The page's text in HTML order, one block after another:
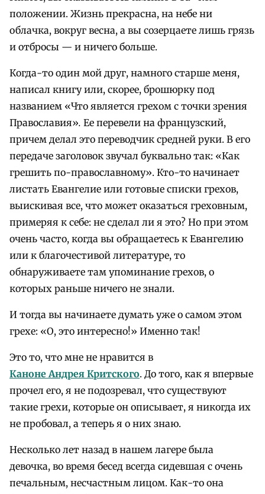
положении. Жизнь прекрасна, на небе ни
облачка, вокруг весна, а вы созерцаете лишь грязь
и отбросы — и ничего больше.
Когда-то один мой друг, намного старше меня,
написал книгу или, скорее, брошюрку под
названием «Что является грехом с точки зрения
Православия». Ее перевели на французский,
причем делал это переводчик средней руки. В его
передаче заголовок звучал буквально так: «Как
грешить по-православному». Кто-то начинает
листать Евангелие или готовые списки грехов,
выискивая все, что может оказаться греховным,
примеряя к себе: не сделал ли я это? Но при этом
очень часто, когда вы обращаетесь к Евангелию
или к благочестивой литературе, то
обнаруживаете там упоминание грехов, о
которых раньше ничего не знали.
И тогда вы начинаете думать уже о самом этом
грехе: «О, это интересно!» Именно так!
Это то, что мне не нравится в
Каноне Андрея Критского. До того, как я впервые
прочел его, я не подозревал, что существуют
такие грехи, которые он описывает, я никогда их
не пробовал, а теперь я о них знаю.
Несколько лет назад в нашем лагере была
девочка, во время бесед всегда сидевшая с очень
печальным, несчастным лицом. Как-то она